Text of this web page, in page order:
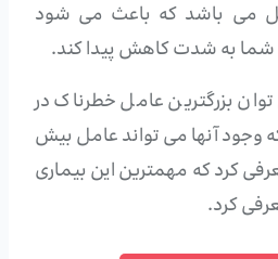
می باشد که باعث می شود
شما به شدت کاهش پیدا کند.
توان بزرگترین عامل خطرناک در
وجود آنها می تواند عامل بیش
معرفی کرد که مهمترین این بیماری
کرد.